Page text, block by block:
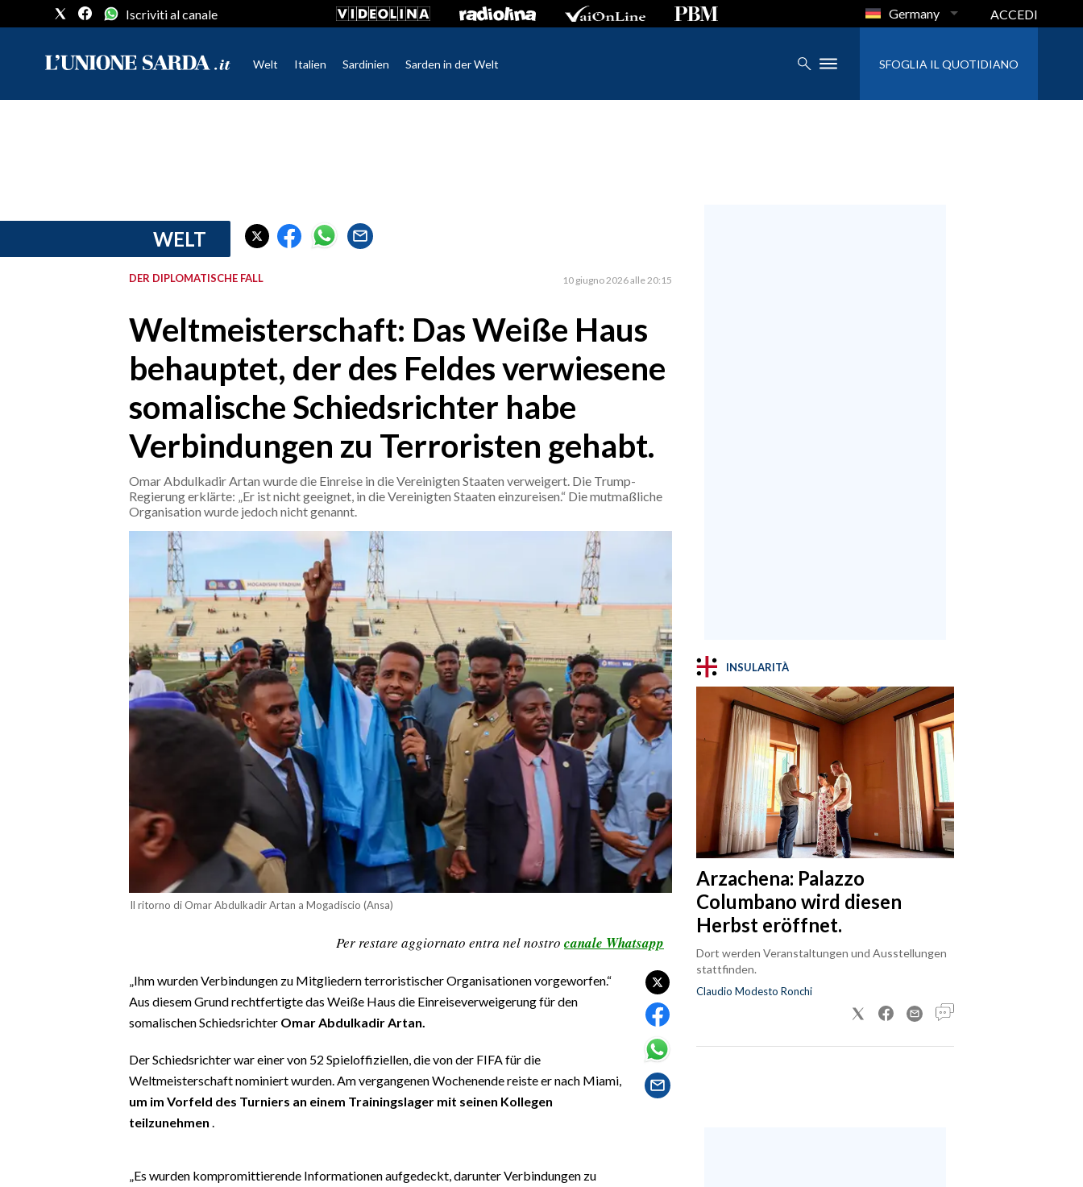
RISULTATI E CLASSIFICHE
Iscriviti al canale Germany ACCEDI
Welt Italien Sardinien Sarden in der Welt SFOGLIA IL QUOTIDIANO
WELT
DER DIPLOMATISCHE FALL 10 giugno 2026 alle 20:15
Weltmeisterschaft: Das Weiße Haus
behauptet, der des Feldes verwiesene
somalische Schiedsrichter habe
Verbindungen zu Terroristen gehabt.
Omar Abdulkadir Artan wurde die Einreise in die Vereinigten Staaten verweigert. Die Trump-
Regierung erklärte: „Er ist nicht geeignet, in die Vereinigten Staaten einzureisen.“ Die mutmaßliche
Organisation wurde jedoch nicht genannt.
Il ritorno di Omar Abdulkadir Artan a Mogadiscio (Ansa)
Per restare aggiornato entra nel nostro canale Whatsapp
„Ihm wurden Verbindungen zu Mitgliedern terroristischer Organisationen vorgeworfen.“
Aus diesem Grund rechtfertigte das Weiße Haus die Einreiseverweigerung für den
somalischen Schiedsrichter Omar Abdulkadir Artan.
Der Schiedsrichter war einer von 52 Spieloffiziellen, die von der FIFA für die
Weltmeisterschaft nominiert wurden. Am vergangenen Wochenende reiste er nach Miami,
um im Vorfeld des Turniers an einem Trainingslager mit seinen Kollegen
teilzunehmen .
„Es wurden kompromittierende Informationen aufgedeckt, darunter Verbindungen zu
INSULARITÀ
Arzachena: Palazzo
Columbano wird diesen
Herbst eröffnet.
Dort werden Veranstaltungen und Ausstellungen
stattfinden.
Claudio Modesto Ronchi